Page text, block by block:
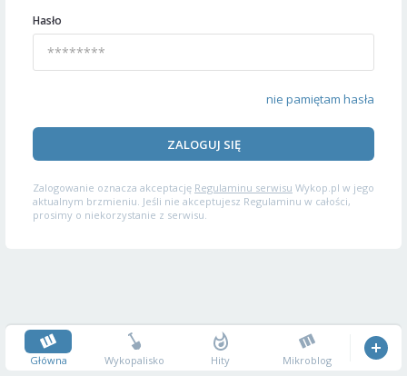
Hasło
nie pamiętam hasła
ZALOGUJ SIĘ
Zalogowanie oznacza akceptację Regulaminu serwisu Wykop.pl w jego
aktualnym brzmieniu. Jeśli nie akceptujesz Regulaminu w całości,
prosimy o niekorzystanie z serwisu.
Główna Wykopalisko Hity Mikroblog